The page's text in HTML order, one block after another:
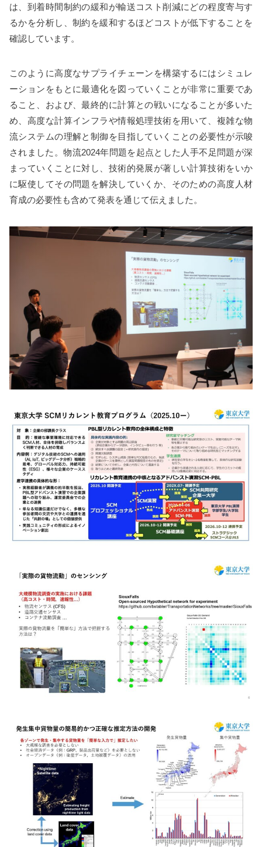
は、到着時間制約の緩和が輸送コスト削減にどの程度寄与す
るかを分析し、制約を緩和するほどコストが低下することを
確認しています。
このように高度なサプライチェーンを構築するにはシミュレ
ーションをもとに最適化を図っていくことが非常に重要であ
ること、および、最終的に計算との戦いになることが多いた
め、高度な計算インフラや情報処理技術を用いて、複雑な物
流システムの理解と制御を目指していくことの必要性が示唆
されました。物流2024年問題を起点とした人手不足問題が深
まっていくことに対し、技術的発展が著しい計算技術をいか
に駆使してその問題を解決していくか、そのための高度人材
育成の必要性も含めて発表を通じて伝えました。